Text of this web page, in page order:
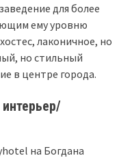
для более
ему уровню
лаконичное, но
но стильный
в центре города.
на Богдана